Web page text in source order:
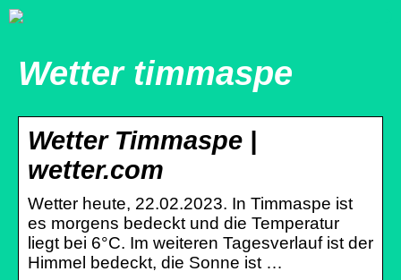
Wetter timmaspe
Wetter Timmaspe |
wetter.com
Wetter heute, 22.02.2023. In Timmaspe ist
es morgens bedeckt und die Temperatur
liegt bei 6°C. Im weiteren Tagesverlauf ist der
Himmel bedeckt, die Sonne ist …